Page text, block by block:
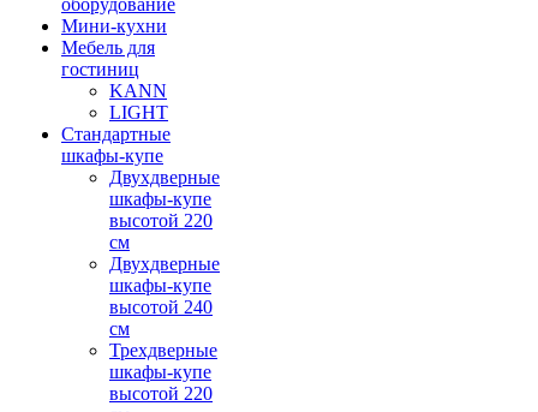
оборудование
Мини-кухни
Мебель для
гостиниц
KANN
LIGHT
Стандартные
шкафы-купе
Двухдверные
шкафы-купе
высотой 220
см
Двухдверные
шкафы-купе
высотой 240
см
Трехдверные
шкафы-купе
высотой 220